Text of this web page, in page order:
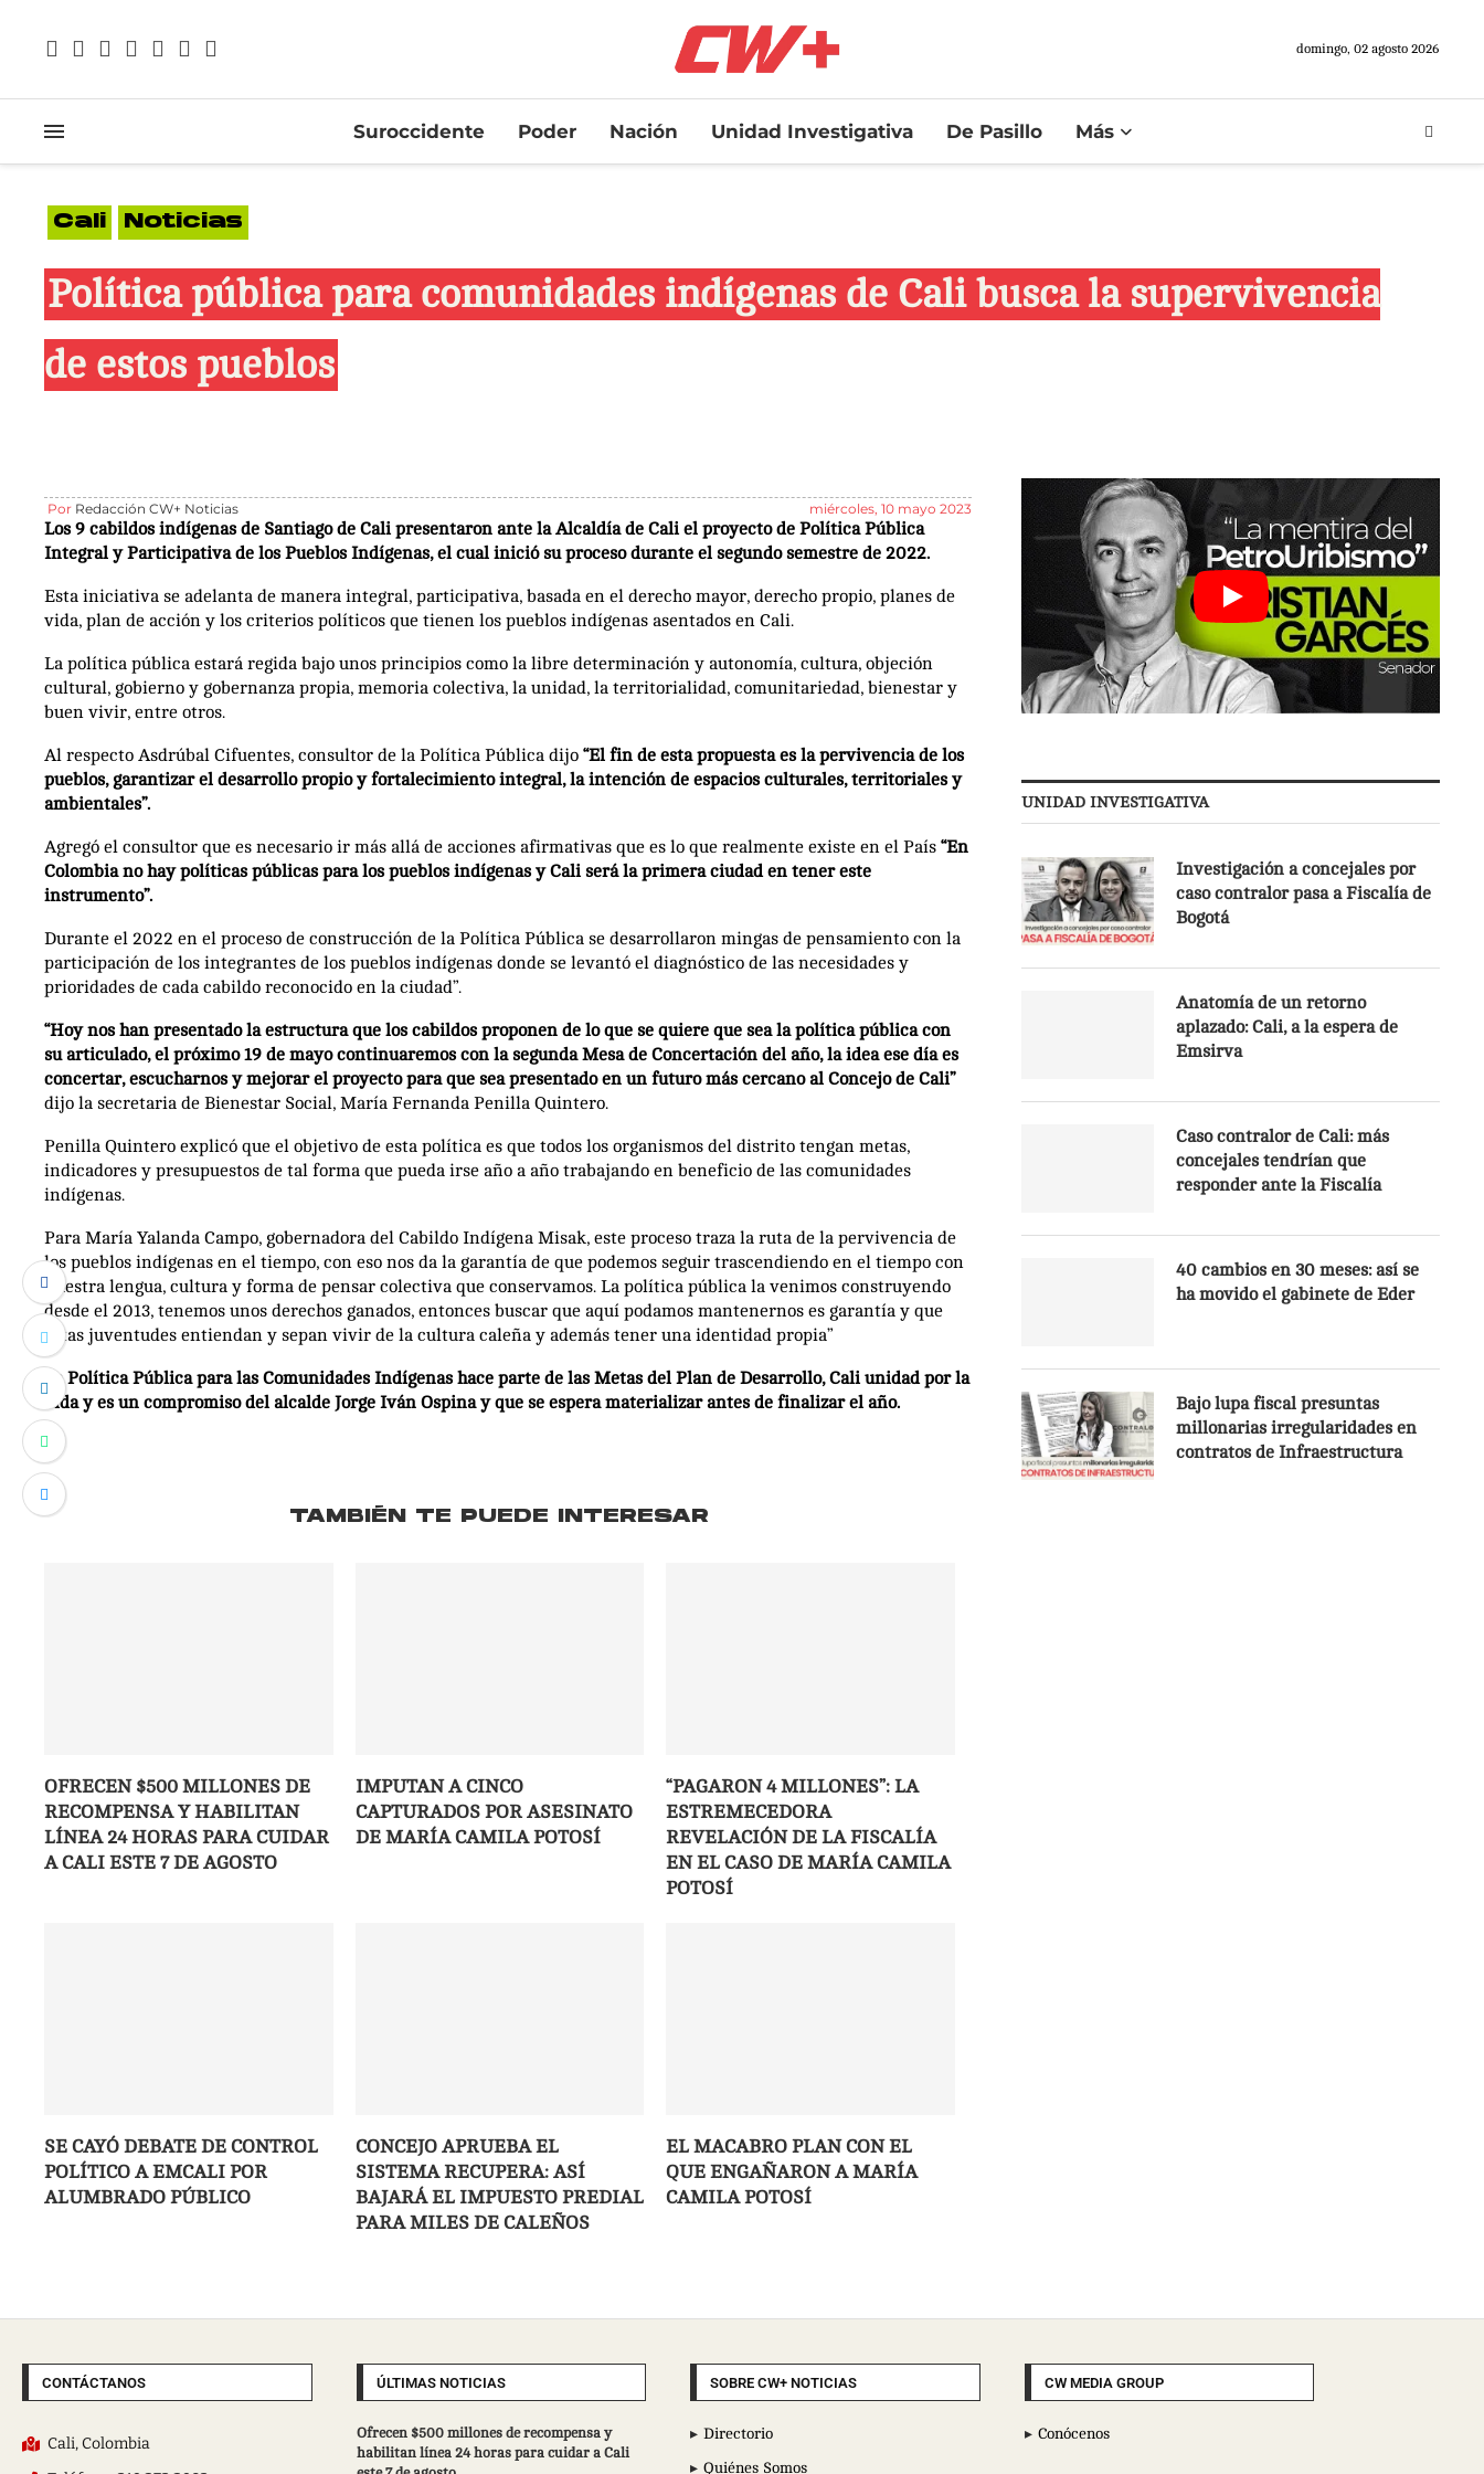
domingo, 02 agosto 2026
Suroccidente Poder Nación Unidad Investigativa De Pasillo Más
Cali Noticias
Política pública para comunidades indígenas de Cali busca la supervivencia
de estos pueblos
Por Redacción CW+ Noticias miércoles, 10 mayo 2023
Los 9 cabildos indígenas de Santiago de Cali presentaron ante la Alcaldía de Cali el proyecto de Política Pública
Integral y Participativa de los Pueblos Indígenas, el cual inició su proceso durante el segundo semestre de 2022.
Esta iniciativa se adelanta de manera integral, participativa, basada en el derecho mayor, derecho propio, planes de
vida, plan de acción y los criterios políticos que tienen los pueblos indígenas asentados en Cali.
La política pública estará regida bajo unos principios como la libre determinación y autonomía, cultura, objeción
cultural, gobierno y gobernanza propia, memoria colectiva, la unidad, la territorialidad, comunitariedad, bienestar y
buen vivir, entre otros.
Al respecto Asdrúbal Cifuentes, consultor de la Política Pública dijo “El fin de esta propuesta es la pervivencia de los
pueblos, garantizar el desarrollo propio y fortalecimiento integral, la intención de espacios culturales, territoriales y
ambientales”.
Agregó el consultor que es necesario ir más allá de acciones afirmativas que es lo que realmente existe en el País “En
Colombia no hay políticas públicas para los pueblos indígenas y Cali será la primera ciudad en tener este
instrumento”.
Durante el 2022 en el proceso de construcción de la Política Pública se desarrollaron mingas de pensamiento con la
participación de los integrantes de los pueblos indígenas donde se levantó el diagnóstico de las necesidades y
prioridades de cada cabildo reconocido en la ciudad”.
“Hoy nos han presentado la estructura que los cabildos proponen de lo que se quiere que sea la política pública con
su articulado, el próximo 19 de mayo continuaremos con la segunda Mesa de Concertación del año, la idea ese día es
concertar, escucharnos y mejorar el proyecto para que sea presentado en un futuro más cercano al Concejo de Cali”
dijo la secretaria de Bienestar Social, María Fernanda Penilla Quintero.
Penilla Quintero explicó que el objetivo de esta política es que todos los organismos del distrito tengan metas,
indicadores y presupuestos de tal forma que pueda irse año a año trabajando en beneficio de las comunidades
indígenas.
Para María Yalanda Campo, gobernadora del Cabildo Indígena Misak, este proceso traza la ruta de la pervivencia de
los pueblos indígenas en el tiempo, con eso nos da la garantía de que podemos seguir trascendiendo en el tiempo con
nuestra lengua, cultura y forma de pensar colectiva que conservamos. La política pública la venimos construyendo
desde el 2013, tenemos unos derechos ganados, entonces buscar que aquí podamos mantenernos es garantía y que
estas juventudes entiendan y sepan vivir de la cultura caleña y además tener una identidad propia”
La Política Pública para las Comunidades Indígenas hace parte de las Metas del Plan de Desarrollo, Cali unidad por la
vida y es un compromiso del alcalde Jorge Iván Ospina y que se espera materializar antes de finalizar el año.
TAMBIÉN TE PUEDE INTERESAR
OFRECEN $500 MILLONES DE
RECOMPENSA Y HABILITAN
LÍNEA 24 HORAS PARA CUIDAR
A CALI ESTE 7 DE AGOSTO
IMPUTAN A CINCO
CAPTURADOS POR ASESINATO
DE MARÍA CAMILA POTOSÍ
“PAGARON 4 MILLONES”: LA
ESTREMECEDORA
REVELACIÓN DE LA FISCALÍA
EN EL CASO DE MARÍA CAMILA
POTOSÍ
SE CAYÓ DEBATE DE CONTROL
POLÍTICO A EMCALI POR
ALUMBRADO PÚBLICO
CONCEJO APRUEBA EL
SISTEMA RECUPERA: ASÍ
BAJARÁ EL IMPUESTO PREDIAL
PARA MILES DE CALEÑOS
EL MACABRO PLAN CON EL
QUE ENGAÑARON A MARÍA
CAMILA POTOSÍ
UNIDAD INVESTIGATIVA
Investigación a concejales por
caso contralor pasa a Fiscalía de
Bogotá
Anatomía de un retorno
aplazado: Cali, a la espera de
Emsirva
Caso contralor de Cali: más
concejales tendrían que
responder ante la Fiscalía
40 cambios en 30 meses: así se
ha movido el gabinete de Eder
Bajo lupa fiscal presuntas
millonarias irregularidades en
contratos de Infraestructura
CONTÁCTANOS
Cali, Colombia
ÚLTIMAS NOTICIAS
Ofrecen $500 millones de recompensa y
habilitan línea 24 horas para cuidar a Cali
SOBRE CW+ NOTICIAS
Directorio
Quiénes Somos
CW MEDIA GROUP
Conócenos